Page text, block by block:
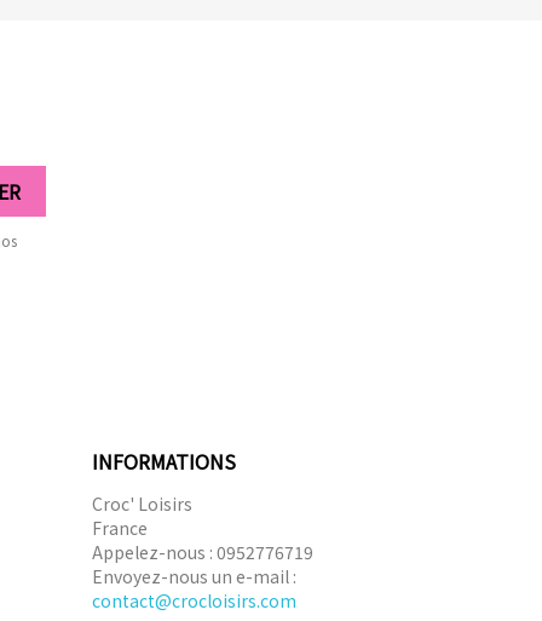
INFORMATIONS
Croc' Loisirs
France
Appelez-nous : 0952776719
Envoyez-nous un e-mail :
contact@crocloisirs.com